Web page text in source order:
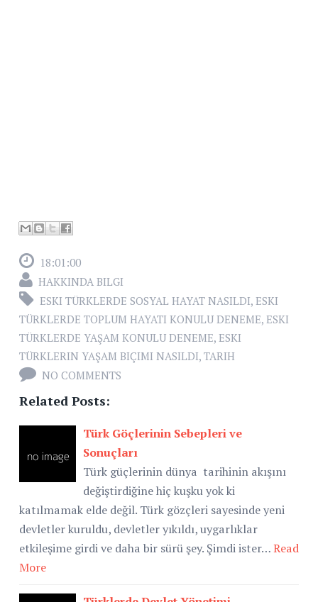
18:01:00
HAKKINDA BILGI
ESKI TÜRKLERDE SOSYAL HAYAT NASILDI, ESKI
TÜRKLERDE TOPLUM HAYATI KONULU DENEME, ESKI
TÜRKLERDE YAŞAM KONULU DENEME, ESKI
TÜRKLERIN YAŞAM BIÇIMI NASILDI, TARIH
NO COMMENTS
Related Posts:
Türk Göçlerinin Sebepleri ve
Sonuçları
Türk güçlerinin dünya tarihinin akışını
değiştirdiğine hiç kuşku yok ki
katılmamak elde değil. Türk gözçleri sayesinde yeni
devletler kuruldu, devletler yıkıldı, uygarlıklar
etkileşime girdi ve daha bir sürü şey. Şimdi ister…Read
More